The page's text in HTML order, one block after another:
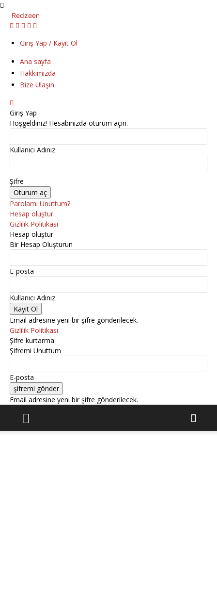
Redzeen
Giriş Yap / Kayıt Ol
Ana sayfa
Hakkımızda
Bize Ulaşın
Giriş Yap
Hoşgeldiniz! Hesabınızda oturum açın.
Kullanıcı Adınız
Şifre
Parolamı Unuttum?
Hesap oluştur
Gizlilik Politikası
Hesap oluştur
Bir Hesap Oluşturun
E-posta
Kullanıcı Adınız
Email adresine yeni bir şifre gönderilecek.
Gizlilik Politikası
Şifre kurtarma
Şifremi Unuttum
E-posta
Email adresine yeni bir şifre gönderilecek.